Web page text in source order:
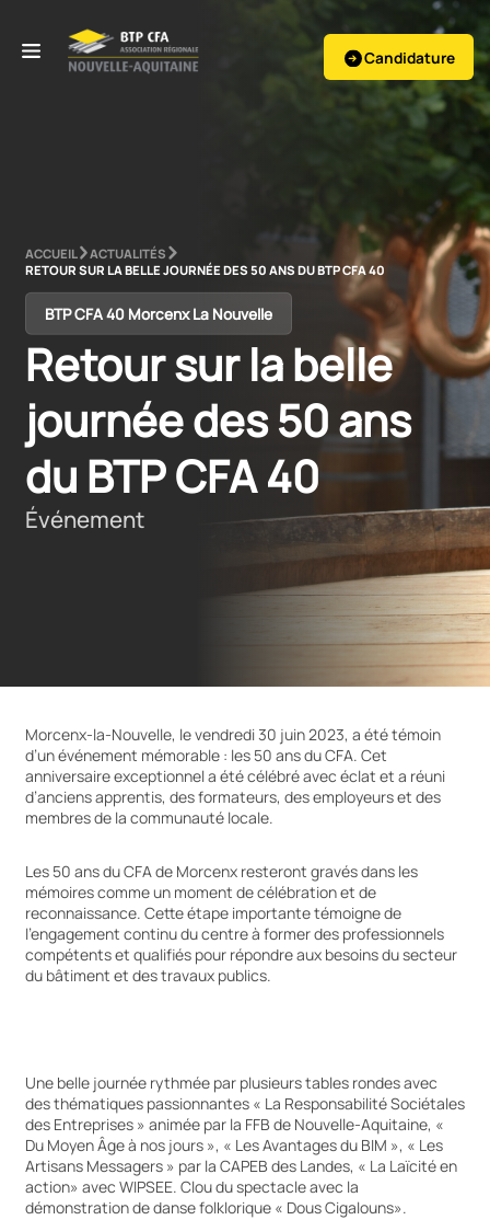
Candidature
ACCUEIL
ACTUALITÉS
RETOUR SUR LA BELLE JOURNÉE DES 50 ANS DU BTP CFA 40
BTP CFA 40 Morcenx La Nouvelle
Retour sur la belle
journée des 50 ans
du BTP CFA 40
Événement
Morcenx-la-Nouvelle, le vendredi 30 juin 2023, a été témoin
d’un événement mémorable : les 50 ans du CFA. Cet
anniversaire exceptionnel a été célébré avec éclat et a réuni
d’anciens apprentis, des formateurs, des employeurs et des
membres de la communauté locale.
Les 50 ans du CFA de Morcenx resteront gravés dans les
mémoires comme un moment de célébration et de
reconnaissance. Cette étape importante témoigne de
l’engagement continu du centre à former des professionnels
compétents et qualifiés pour répondre aux besoins du secteur
du bâtiment et des travaux publics.
Une belle journée rythmée par plusieurs tables rondes avec
des thématiques passionnantes « La Responsabilité Sociétales
des Entreprises » animée par la FFB de Nouvelle-Aquitaine, «
Du Moyen Âge à nos jours », « Les Avantages du BIM », « Les
Artisans Messagers » par la CAPEB des Landes, « La Laïcité en
action» avec WIPSEE. Clou du spectacle avec la
démonstration de danse folklorique « Dous Cigalouns».